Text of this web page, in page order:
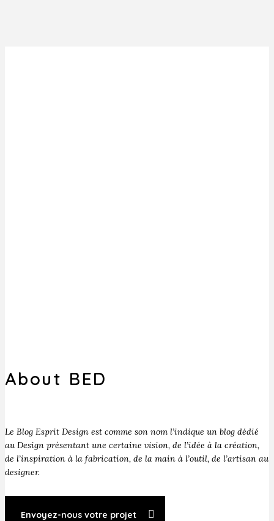
About BED
Le Blog Esprit Design est comme son nom l’indique un blog dédié
au Design présentant une certaine vision, de l’idée à la création,
de l’inspiration à la fabrication, de la main à l’outil, de l’artisan au
designer.
Envoyez-nous votre projet